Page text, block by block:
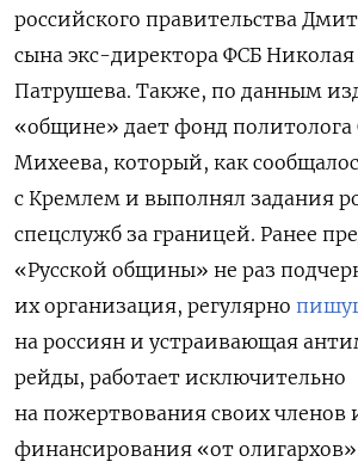
российского правительства
сына экс-директора ФСБ Николая
Патрушева. Также, по данным
«общине» дает фонд политолога
Михеева, который, как
с Кремлем и выполнял задания
спецслужб за границей. Ранее
«Русской общины» не раз
их организация, регулярно
на россиян и устраивающая
рейды, работает исключительно
на пожертвования своих членов
финансирования «от